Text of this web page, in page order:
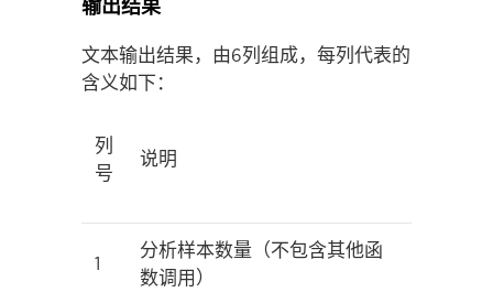
输出结果
文本输出结果，由6列组成，每列代表的
含义如下：
列
号
说明
1
分析样本数量（不包含其他函
数调用）